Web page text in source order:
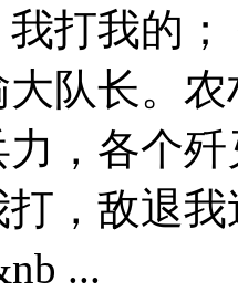
打我的
队长。
，各个
，敌退
...